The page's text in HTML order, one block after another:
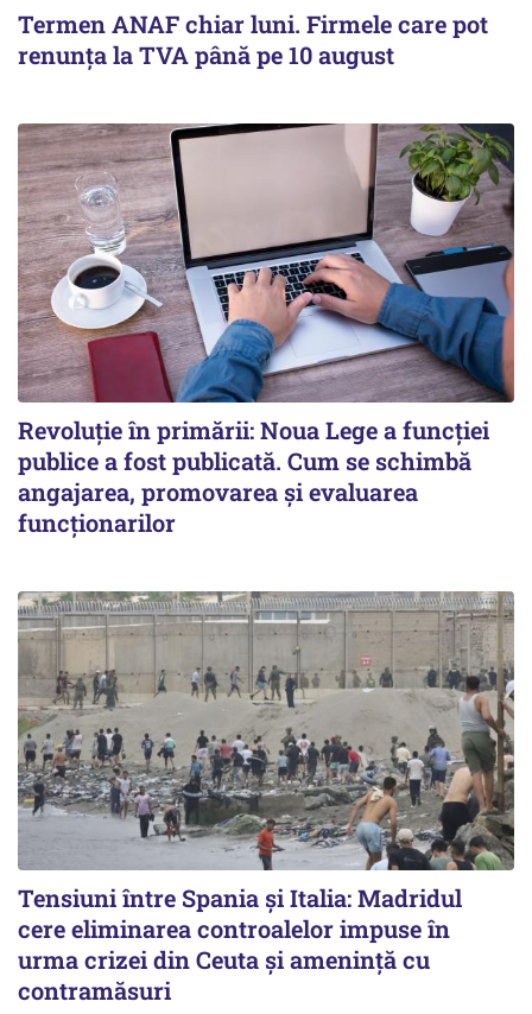
Termen ANAF chiar luni. Firmele care pot
renunța la TVA până pe 10 august
Revoluție în primării: Noua Lege a funcției
publice a fost publicată. Cum se schimbă
angajarea, promovarea și evaluarea
funcționarilor
Tensiuni între Spania și Italia: Madridul
cere eliminarea controalelor impuse în
urma crizei din Ceuta și amenință cu
contramăsuri